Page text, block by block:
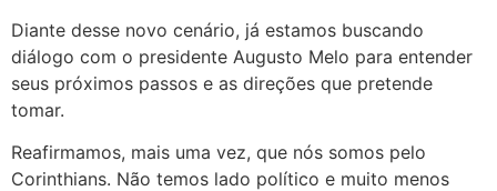
Diante desse novo cenário, já estamos buscando
diálogo com o presidente Augusto Melo para entender
seus próximos passos e as direções que pretende
tomar.
Reafirmamos, mais uma vez, que nós somos pelo
Corinthians. Não temos lado político e muito menos